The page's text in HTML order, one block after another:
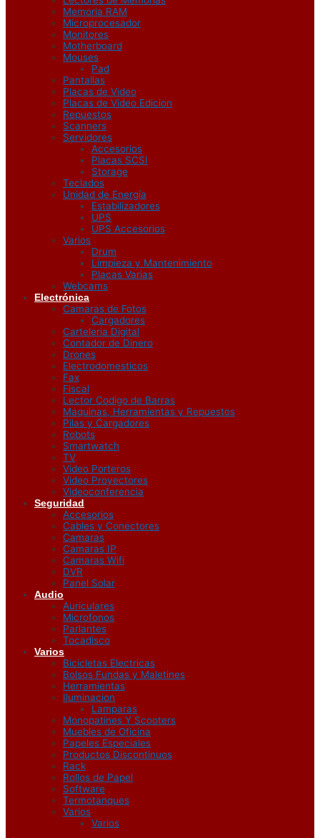
Memoria RAM
Microprocesador
Monitores
Motherboard
Mouses
Pad
Pantallas
Placas de Video
Placas de Video Edicion
Repuestos
Scanners
Servidores
Accesorios
Placas SCSI
Storage
Teclados
Unidad de Energía
Estabilizadores
UPS
UPS Accesorios
Varios
Drum
Limpieza y Mantenimiento
Placas Varias
Webcams
Electrónica
Camaras de Fotos
Cargadores
Carteleria Digital
Contador de Dinero
Drones
Electrodomesticos
Fax
Fiscal
Lector Codigo de Barras
Maquinas, Herramientas y Repuestos
Pilas y Cargadores
Robots
Smartwatch
TV
Video Porteros
Video Proyectores
Videoconferencia
Seguridad
Accesorios
Cables y Conectores
Camaras
Camaras IP
Camaras Wifi
DVR
Panel Solar
Audio
Auriculares
Microfonos
Parlantes
Tocadisco
Varios
Bicicletas Electricas
Bolsos Fundas y Maletines
Herramientas
Iluminacion
Lamparas
Monopatines Y Scooters
Muebles de Oficina
Papeles Especiales
Productos Discontinuos
Rack
Rollos de Papel
Software
Termotanques
Varios
Varios